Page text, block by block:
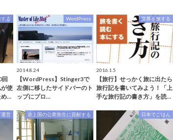
る
回
使
め…
WordPress
2014.8.24
【WordPress】Stinger3で
左側に移したサイドバーのト
ップにプロ…
世界を旅する
2016.1.5
【旅行】せっかく旅に出たら
旅行記を書いてみよう！「上
手な旅行記の書き方」を読…
運営 途上国の公衆衛生に貢献する 日本でごはん